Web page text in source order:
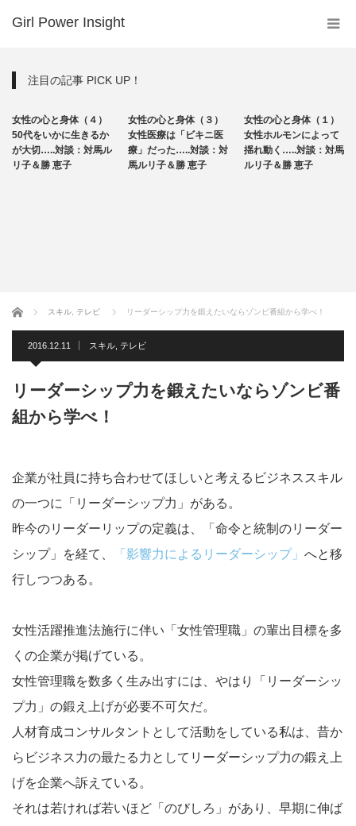
Girl Power Insight
注目の記事 PICK UP！
ライフ
女性の心と身体（４）
50代をいかに生きるか
が大切…..対談：対馬ル
リ子＆勝 恵子
ライフ
女性の心と身体（３）
女性医療は「ビキニ医
療」だった…..対談：対
馬ルリ子＆勝 恵子
ライフ
女性の心と身体（１）
女性ホルモンによって
揺れ動く…..対談：対馬
ルリ子＆勝 恵子
ホーム スキル テレビ リーダーシップ力を鍛えたいならゾンビ番組から学べ！
2016.12.11 スキル テレビ
リーダーシップ力を鍛えたいならゾンビ番
組から学べ！
企業が社員に持ち合わせてほしいと考えるビジネススキル
の一つに「リーダーシップ力」がある。
昨今のリーダーリップの定義は、「命令と統制のリーダー
シップ」を経て、
「影響力によるリーダーシップ」 へと移
行しつつある。
女性活躍推進法施行に伴い「女性管理職」の輩出目標を多
くの企業が掲げている。
女性管理職を数多く生み出すには、やはり「リーダーシッ
プ力」の鍛え上げが必要不可欠だ。
人材育成コンサルタントとして活動をしている私は、昔か
らビジネス力の最たる力としてリーダーシップ力の鍛え上
げを企業へ訴えている。
それは若ければ若いほど「のびしろ」があり、早期に伸ば